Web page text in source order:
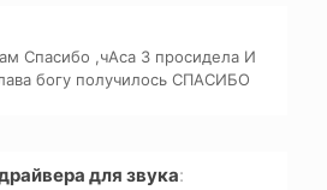
Спасибо ,чАса 3 просидела И
богу получилось СПАСИБО
для звука: